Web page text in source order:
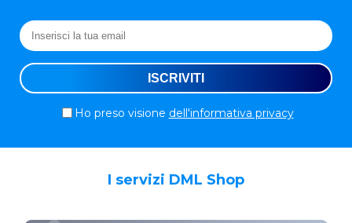
Ho preso visione dell'informativa privacy
I servizi DML Shop